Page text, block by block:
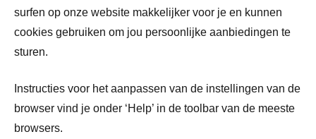
surfen op onze website makkelijker voor je en kunnen
cookies gebruiken om jou persoonlijke aanbiedingen te
sturen.
Instructies voor het aanpassen van de instellingen van de
browser vind je onder ‘Help’ in de toolbar van de meeste
browsers.